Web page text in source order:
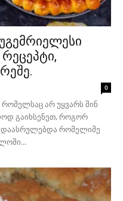
რეცეპტი,
0
არ უყვარს შინ
გაიხსენეთ, როგორ
რომელიმე